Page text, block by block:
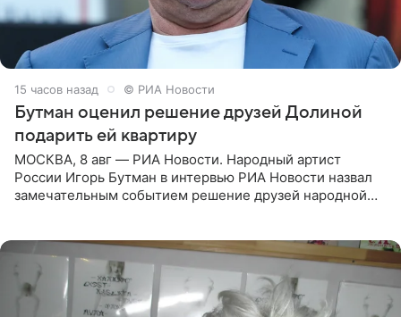
15 часов назад © РИА Новости
Бутман оценил решение друзей Долиной
подарить ей квартиру
МОСКВА, 8 авг — РИА Новости. Народный артист
России Игорь Бутман в интервью РИА Новости назвал
замечательным событием решение друзей народной